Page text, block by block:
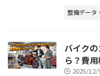
整備データ
バイク
ら？費
2025/12/